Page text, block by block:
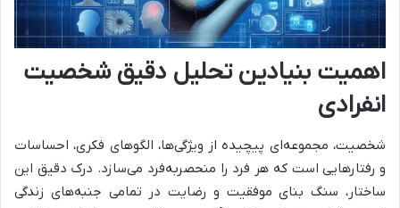
اهمیت بنیادین تحلیل دقیق شخصیت
انفرادی
شخصیت، مجموعه‌ای پیچیده از ویژگی‌ها، الگوهای فکری، احساسات
و رفتارهایی است که هر فرد را منحصربه‌فرد می‌سازد. درک دقیق این
ساختار، سنگ بنای موفقیت و رضایت در تمامی جنبه‌های زندگی